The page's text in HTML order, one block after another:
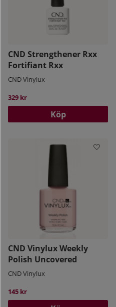
CND Strengthener Rxx
Fortifiant Rxx
CND Vinylux
329 kr
Köp
CND Vinylux Weekly
Polish Uncovered
CND Vinylux
145 kr